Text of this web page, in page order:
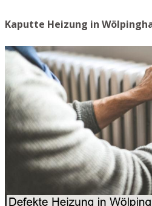
Kaputte Heizung in